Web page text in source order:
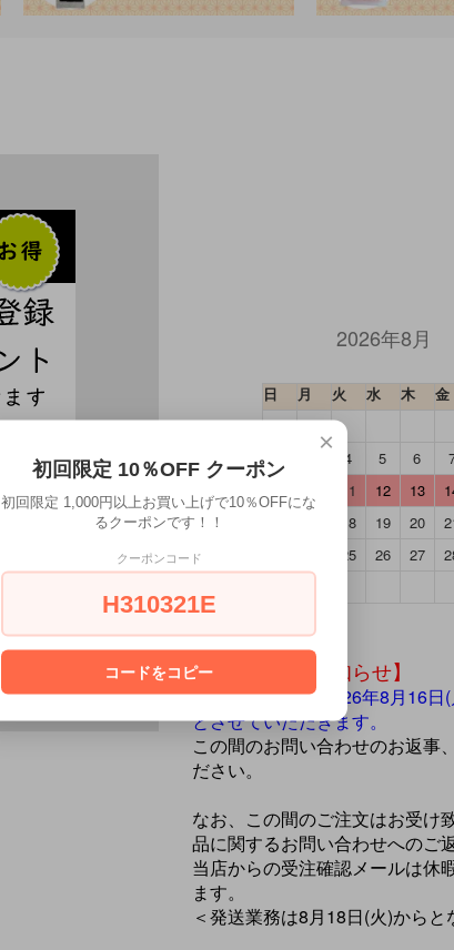
2026年8月
日 月 火 水 木 金
4 5 6
11 12 13
18 19 20
25 26 27
【夏季休暇のお知らせ】
8月11日(火)から2026年8月16
とさせていただきます。
この間のお問い合わせのお返事
ださい。
なお、この間のご注文はお受け
品に関するお問い合わせへのご
当店からの受注確認メールは休
ます。
＜発送業務は8月18日(火)からと
×
初回限定 10％OFF クーポン
初回限定 1,000円以上お買い上げで10％OFFにな
るクーポンです！！
クーポンコード
H310321E
コードをコピー